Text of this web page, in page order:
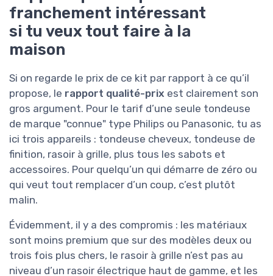
franchement intéressant
si tu veux tout faire à la
maison
Si on regarde le prix de ce kit par rapport à ce qu’il
propose, le rapport qualité-prix est clairement son
gros argument. Pour le tarif d’une seule tondeuse
de marque "connue" type Philips ou Panasonic, tu as
ici trois appareils : tondeuse cheveux, tondeuse de
finition, rasoir à grille, plus tous les sabots et
accessoires. Pour quelqu’un qui démarre de zéro ou
qui veut tout remplacer d’un coup, c’est plutôt
malin.
Évidemment, il y a des compromis : les matériaux
sont moins premium que sur des modèles deux ou
trois fois plus chers, le rasoir à grille n’est pas au
niveau d’un rasoir électrique haut de gamme, et les